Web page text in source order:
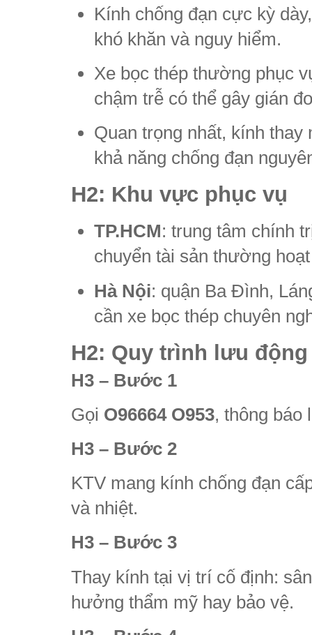
Kính chống đạn cực kỳ
khó khăn và nguy hiểm.
Xe bọc thép thường phục
chậm trễ có thể gây gián
Quan trọng nhất, kính
khả năng chống đạn
H2: Khu vực phục vụ
TP.HCM: trung tâm chính
chuyển tài sản thường
Hà Nội: quận Ba Đình,
cần xe bọc thép chuyên
H2: Quy trình lưu
H3 – Bước 1
Gọi O96664 O953, thông báo
H3 – Bước 2
KTV mang kính chống đạn
và nhiệt.
H3 – Bước 3
Thay kính tại vị trí cố định:
hưởng thẩm mỹ hay bảo vệ.